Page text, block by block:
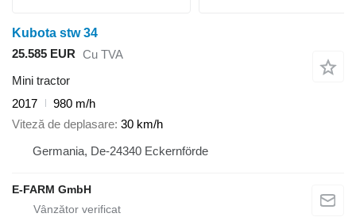
Kubota stw 34
25.585 EUR Cu TVA
Mini tractor
2017
980 m/h
Viteză de deplasare 30 km/h
Germania, De-24340 Eckernförde
E-FARM GmbH